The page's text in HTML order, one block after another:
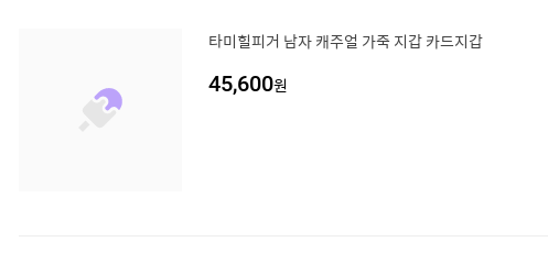
타미힐피거 남자 캐주얼 가죽 지갑 카드지갑
45,600원